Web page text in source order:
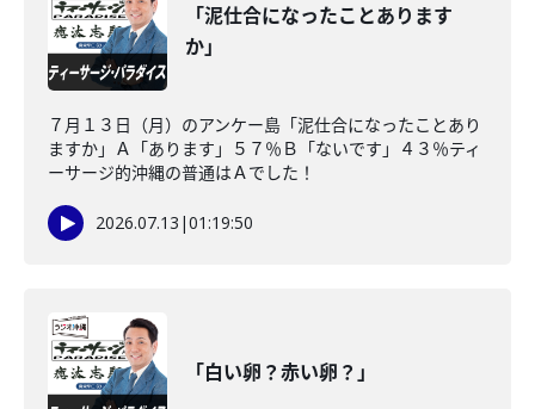
「泥仕合になったことあります
か」
７月１３日（月）のアンケー島「泥仕合になったことあり
ますか」Ａ「あります」５７％Ｂ「ないです」４３％ティ
ーサージ的沖縄の普通はＡでした！
2026.07.13 |01:19:50
「白い卵？赤い卵？」